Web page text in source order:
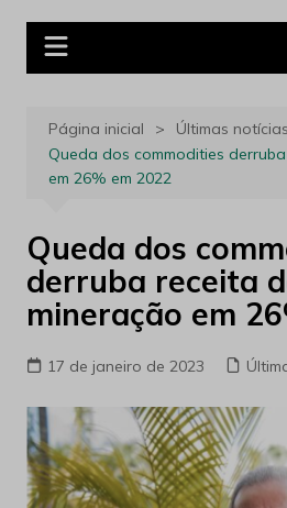
Página inicial
Últimas notícias
Queda dos commodities
em 26% em 2022
Queda dos
derruba receita
mineração em
17 de janeiro de 2023